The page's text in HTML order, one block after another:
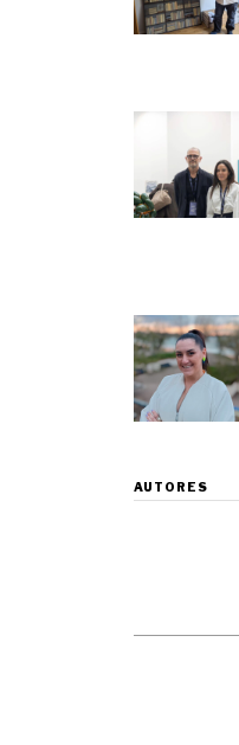
AUTORES